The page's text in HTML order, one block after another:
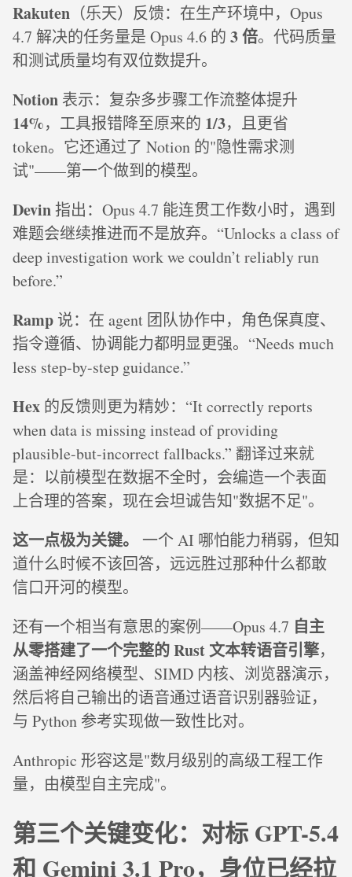
Rakuten （乐天）反馈：在生产环境中，Opus
4.7 解决的任务量是 Opus 4.6 的 3 倍。代码质量
和测试质量均有双位数提升。
Notion 表示：复杂多步骤工作流整体提升
14%，工具报错降至原来的 1/3，且更省
token。它还通过了 Notion 的"隐性需求测
试"——第一个做到的模型。
Devin指出：Opus 4.7 能连贯工作数小时，遇到
难题会继续推进而不是放弃。“Unlocks a class of
deep investigation work we couldn’t reliably run
before.”
Ramp 说：在 agent 团队协作中，角色保真度、
指令遵循、协调能力都明显更强。“Needs much
less step-by-step guidance.”
Hex 的反馈则更为精妙：“It correctly reports
when data is missing instead of providing
plausible-but-incorrect fallbacks.” 翻译过来就
是：以前模型在数据不全时，会编造一个表面
上合理的答案，现在会坦诚告知"数据不足"。
这一点极为关键。
一个 AI 哪怕能力稍弱，但知
道什么时候不该回答，远远胜过那种什么都敢
信口开河的模型。
还有一个相当有意思的案例——Opus 4.7 自主
从零搭建了一个完整的 Rust 文本转语音引擎，
涵盖神经网络模型、SIMD 内核、浏览器演示，
然后将自己输出的语音通过语音识别器验证，
与 Python 参考实现做一致性比对。
Anthropic 形容这是"数月级别的高级工程工作
量，由模型自主完成"。
第三个关键变化：对标 GPT-5.4
和 Gemini 3.1 Pro，身位已经拉